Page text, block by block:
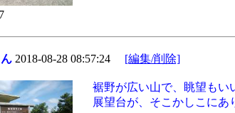
2018-08-28 08:57:24 [編集/削除]
裾野が広い山で、眺望もい
展望台が、そこかしこにあ